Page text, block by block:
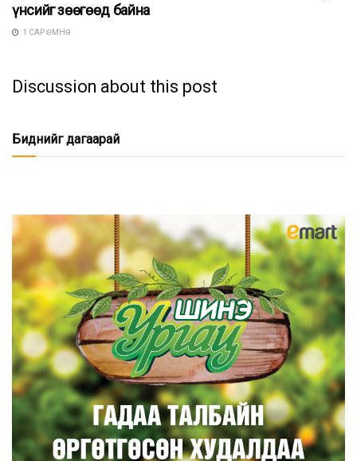
үнсийг зөөгөөд байна
1 САР ӨМНӨ
Discussion about this post
Биднийг дагаарай